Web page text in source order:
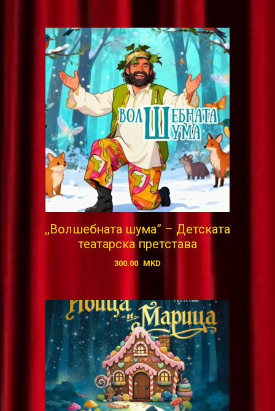
,,Волшебната шума” – Детската
театарска претстава
300.00 MKD